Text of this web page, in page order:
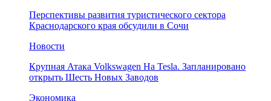
Перспективы развития туристического сектора
Краснодарского края обсудили в Сочи
Новости
Крупная Атака Volkswagen На Tesla. Запланировано
открыть Шесть Новых Заводов
Экономика